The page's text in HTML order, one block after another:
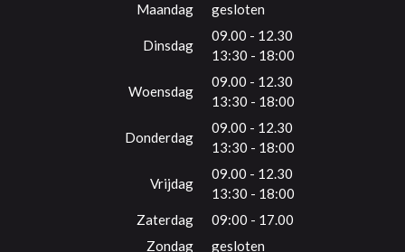
Maandag gesloten
Dinsdag
09.00 - 12.30
13:30 - 18:00
Woensdag
09.00 - 12.30
13:30 - 18:00
Donderdag
09.00 - 12.30
13:30 - 18:00
Vrijdag
09.00 - 12.30
13:30 - 18:00
Zaterdag
09:00 - 17.00
Zondag
gesloten